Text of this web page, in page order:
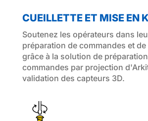
CUEILLETTE ET MISE EN
Soutenez les opérateurs dans
préparation de commandes et
grâce à la solution de
commandes par projection
validation des capteurs 3D.